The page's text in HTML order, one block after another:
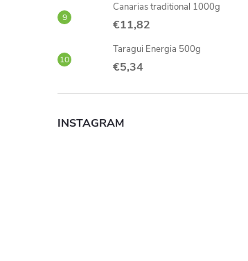
Canarias traditional 1000g
€11,82
Taragui Energia 500g
€5,34
INSTAGRAM